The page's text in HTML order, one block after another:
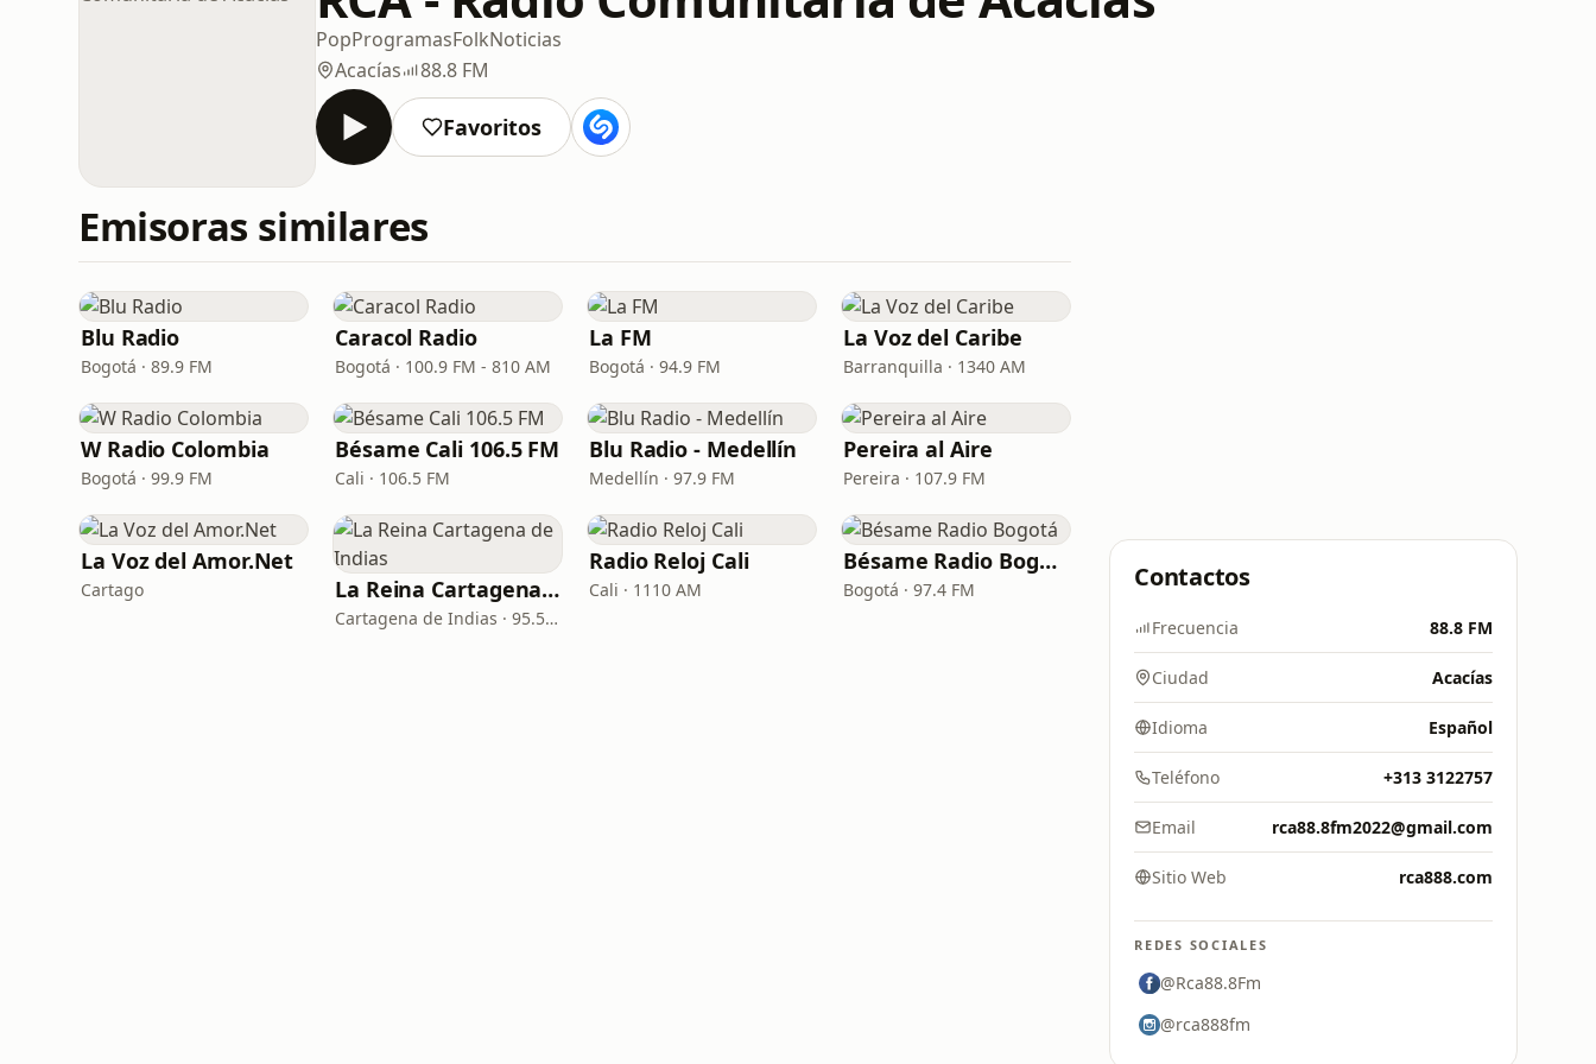
PopProgramasFolkNoticias
Acacías
88.8 FM
Favoritos
Emisoras similares
Blu Radio
Bogotá · 89.9 FM
Caracol Radio
Bogotá · 100.9 FM - 810 AM
La FM
Bogotá · 94.9 FM
La Voz del Caribe
Barranquilla · 1340 AM
W Radio Colombia
Bogotá · 99.9 FM
Bésame Cali 106.5 FM
Cali · 106.5 FM
Blu Radio - Medellín
Medellín · 97.9 FM
Pereira al Aire
Pereira · 107.9 FM
La Voz del Amor.Net
Cartago La Reina Cartagena de Indias
Cartagena de Indias · 95.5 FM
Radio Reloj Cali
Cali · 1110 AM
Bésame Radio Bogotá
Bogotá · 97.4 FM Contactos
Frecuencia 88.8 FM
Ciudad Acacías
Idioma Español
Teléfono +313 3122757
Email rca88.8fm2022@gmail.com
Sitio Web rca888.com
REDES SOCIALES
@Rca88.8Fm
@rca888fm